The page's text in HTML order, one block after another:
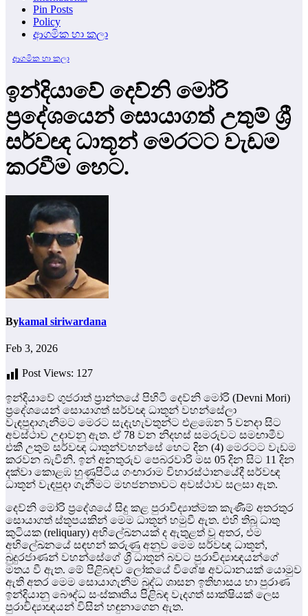
Pin Posts
Policy
ආගමික හා කලා
ආගමික හා කලා
ඉන්දියාවේ දෙව්නි මෝරි
ප්‍රදේශයෙන් සොයාගත් උතුම් ශ්‍රී
සර්වඥ ධාතූන් මෙරටට වැඩම
කරවීම හෙට.
Bykamal siriwardana
Feb 3, 2026
Post Views: 127
ඉන්දියාවේ ගුජරාත් ප්‍රාන්තයේ පිහිටි දෙව්නි මෝරි (Devni Mori)
ප්‍රදේශයෙන් සොයාගත් සර්වඥ ධාතූන් වහන්සේලා
වැඳපුදාගැනීමට මෙරට සැදැහැවතුන්ට එළඹෙන 5 වනදා සිට
අවස්ථාව උදාවනු ඇත. ඒ 78 වන නිදහස් සමරුවට සමඟාමීව
එකී උතුම් සර්වඥ ධාතූන්වහන්සේ හෙට දින (4) මෙරටට වැඩම
කරවන බැවිනි. ඉන් අනතුරුව පෙබරවාරි මස 05 දින සිට 11 දින
දක්වා කොළඹ හුණුපිටිය ගංඟාරාම විහාරස්ථානයේදී සර්වඥ
ධාතූන් වැඳපුදා ගැනීමට මහජනතාවට අවස්ථාව සලසා ඇත.
දෙව්නි මෝරි ප්‍රදේශයේ සිදු කළ පුරාවිද්‍යාත්මක කැණීම් අතරතුර
සොයාගත් ස්තූපයකින් මෙම ධාතූන් හමුවී ඇත. එහි තිබූ ධාතු
කුටියක (reliquary) අභිලේඛනයක් ද ඇතුළත් වූ අතර, එම
අභිලේඛනයේ සඳහන් කරුණු අනුව මෙම සර්වඥ ධාතූන්,
බුදුරජාණන් වහන්සේගේ ශ්‍රී ධාතූන් බවට පුරාවිද්‍යාඥයන්ගේ
මතය වී ඇත. මේ පිළිබඳව ලෝකයේ විශේෂ අවධානයක් යොමුව
ඇති අතර මෙම සොයාගැනීම බුද්ධ ශාසන ඉතිහාසය හා පුරාණ
ඉන්දියානු බෞද්ධ සංස්කෘතිය පිළිබඳ වැදගත් සාක්ෂියක් ලෙස
පුරාවිද්‍යාඥයන් විසින් හඳුනාගෙන ඇත.